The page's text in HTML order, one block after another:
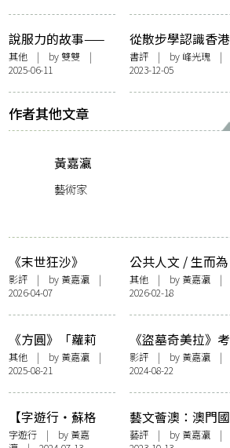
說服力的故事——
再讀〈曾參殺人〉
的浮想聯翩
其他 | by 雙雙 |
2025-06-11
從散步學認識香港
與其他城市之間的
文化探討和聯想
——《城市散步
書評| by 峰光瑰 |
2023-12-05
作者其他文章
黃嘉瀛
藝術家
《末世狂沙》
(Sirât)：導演唔衰
戰爭衰
影評 | by 黃嘉瀛 |
2026-04-07
公共人文 / 生而為
人
其他| by 黃嘉瀛|
2026-02-18
《方圓》「蘿莉
塔． 納博科夫」
——編者話
其他 | by 黃嘉瀛 |
2025-08-21
《盜墓奇美拉》考
古指南
影評| by 黃嘉瀛|
2024-08-22
【字遊行・蘇格
蘭】蘇格蘭最北海
字遊行 | by 黃嘉
藝文薈澳：澳門國
際藝術雙年展2023
藝評| by 黃嘉瀛|